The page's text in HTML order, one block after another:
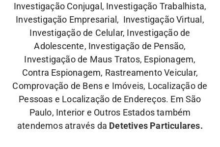
Investigação Conjugal, Investigação Trabalhista,
Investigação Empresarial, Investigação Virtual,
Investigação de Celular, Investigação de
Adolescente, Investigação de Pensão,
Investigação de Maus Tratos, Espionagem,
Contra Espionagem, Rastreamento Veicular,
Comprovação de Bens e Imóveis, Localização de
Pessoas e Localização de Endereços. Em São
Paulo, Interior e Outros Estados também
atendemos através da Detetives Particulares.